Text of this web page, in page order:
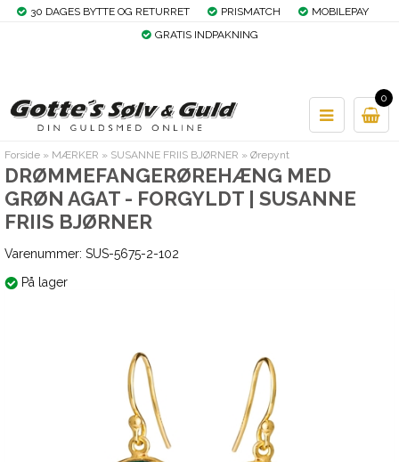
30 DAGES BYTTE OG RETURRET PRISMATCH
MOBILEPAY
GRATIS INDPAKNING
0
Forside » MÆRKER » SUSANNE FRIIS BJØRNER » Ørepynt
DRØMMEFANGERØREHÆNG MED
GRØN AGAT - FORGYLDT | SUSANNE
FRIIS BJØRNER
Varenummer: SUS-5675-2-102
På lager